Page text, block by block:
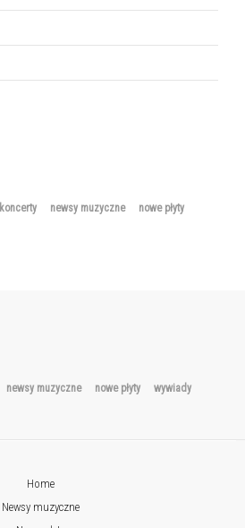
koncerty newsy muzyczne
nowe płyty
newsy muzyczne nowe płyty wywiady
Home
Newsy muzyczne